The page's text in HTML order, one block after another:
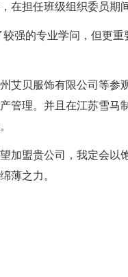
在担任班级组织委员期
的专业学问，但更重
贝服饰有限公司等参
管理。并且在江苏雪马
盟贵公司，我定会以
薄之力。